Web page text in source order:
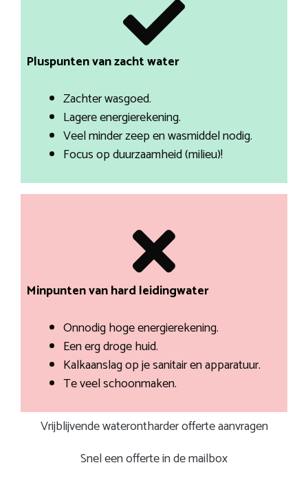
Pluspunten van zacht water
Zachter wasgoed.
Lagere energierekening.
Veel minder zeep en wasmiddel nodig.
Focus op duurzaamheid (milieu)!
Minpunten van hard leidingwater
Onnodig hoge energierekening.
Een erg droge huid.
Kalkaanslag op je sanitair en apparatuur.
Te veel schoonmaken.
Vrijblijvende waterontharder offerte aanvragen
Snel een offerte in de mailbox